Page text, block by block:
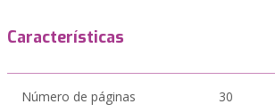
Características
Número de páginas 30